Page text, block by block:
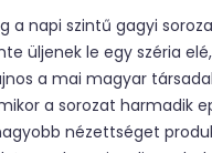
a napi szintű gagyi
üljenek le egy széria
a mai magyar
a sorozat harmadik
nézettséget